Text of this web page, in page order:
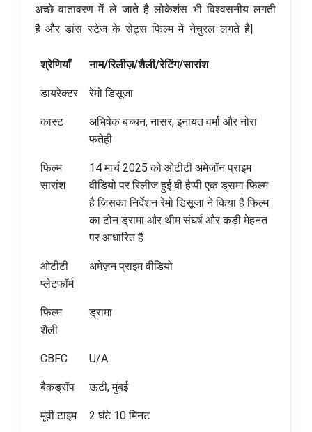
अच्छे वातावरण में ले जाते है लोकेशंस भी विश्वसनीय लगती
है और डांस स्टेज के सेट्स फिल्म में नेचुरल लगते है|
श्रेणियाँ नाम/रिलीज़/शैली/रेटिंग/सारांश
डायरेक्टर रेमो डिसूजा
कास्ट
अभिषेक बच्चन, नासर, इनायत वर्मा और नोरा
फतेही
फिल्म
सारांश
14 मार्च 2025 को ओटीटी अमेजॉन प्राइम
वीडियो पर रिलीज हुई बी हैप्पी एक ड्रामा फिल्म
है जिसका निर्देशन रेमो डिसूजा ने किया है फिल्म
का टोन ड्रामा और थीम संघर्ष और कड़ी मेहनत
पर आधारित है
ओटीटी
प्लेटफॉर्म
अमेज़न प्राइम वीडियो
फिल्म
शैली
ड्रामा
CBFC U/A
बैकड्रॉप ऊटी, मुंबई
मूवी टाइम 2 घंटे 10 मिनट